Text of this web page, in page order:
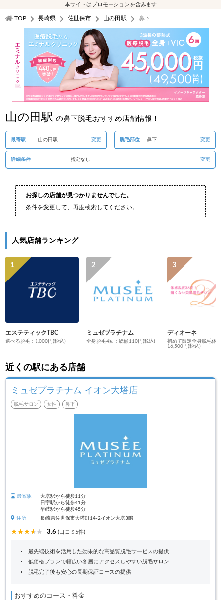
本サイトはプロモーションを含みます
TOP 長崎県 佐世保市 山の田駅 鼻下
山の田駅 の鼻下脱毛おすすめ店舗情報！
最寄駅 山の田駅 変更 脱毛部位 鼻下 変更
詳細条件 指定なし 変更
お探しの店舗が見つかりませんでした。
条件を変更して、再度検索してください。
人気店舗ランキング
エステティックTBC
選べる脱毛：1,000円(税込)
ミュゼプラチナム
全身脱毛4回：総額110円(税込)
ディオーネ
初めて限定全身脱毛体
16,500円(税込)
近くの駅にある店舗
ミュゼプラチナム イオン大塔店
脱毛サロン 女性 鼻下
最寄駅
大塔駅から徒歩11分
日宇駅から徒歩41分
早岐駅から徒歩45分
住所
長崎県佐世保市大塔町14-2イオン大塔3階
3.6 (口コミ5件)
最先端技術を活用した効果的な高品質脱毛サービスの提供
低価格プランで幅広い客層にアクセスしやすい脱毛サロン
脱毛完了後も安心の長期保証コースの提供
おすすめのコース・料金